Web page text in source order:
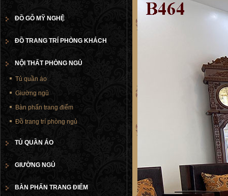
ĐỒ GỖ MỸ NGHỆ
ĐỒ TRANG TRÍ PHÒNG KHÁCH
NỘI THẤT PHÒNG NGỦ
Tủ quần áo
Giường ngủ
Bàn phấn trang điểm
Đồ trang trí phòng ngủ
TỦ QUẦN ÁO
GIƯỜNG NGỦ
BÀN PHẤN TRANG ĐIỂM